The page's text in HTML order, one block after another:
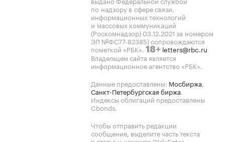
по надзору в сфере связи,
информационных технологий
и массовых коммуникаций
(Роскомнадзор) 03.12.2021 за номером
ЭЛ №ФС77-82385) сопровождаются
пометкой «РБК». 18+ letters@rbc.ru
Владельцем сайта является
информационное агентство «РБК».
Данные предоставлены: Мосбиржа,
Санкт-Петербургская биржа.
Индексы облигаций предоставлены
Cbonds.
Чтобы отправить редакции
сообщение, выделите часть текста